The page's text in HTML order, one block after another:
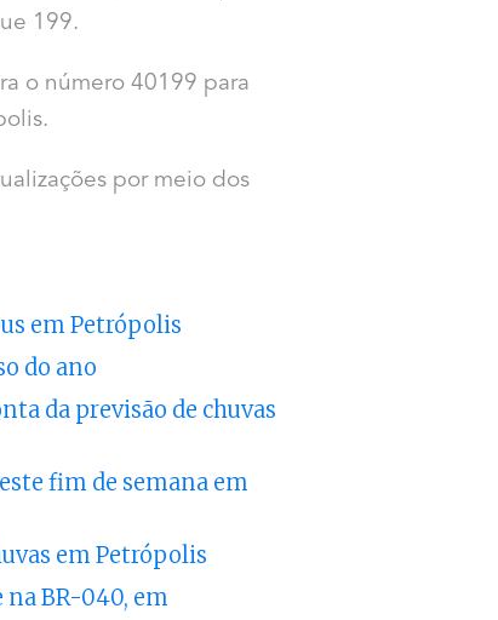
199.
o número 40199 para
por meio dos
em Petrópolis
do ano
da previsão de chuvas
fim de semana em
em Petrópolis
BR-040, em